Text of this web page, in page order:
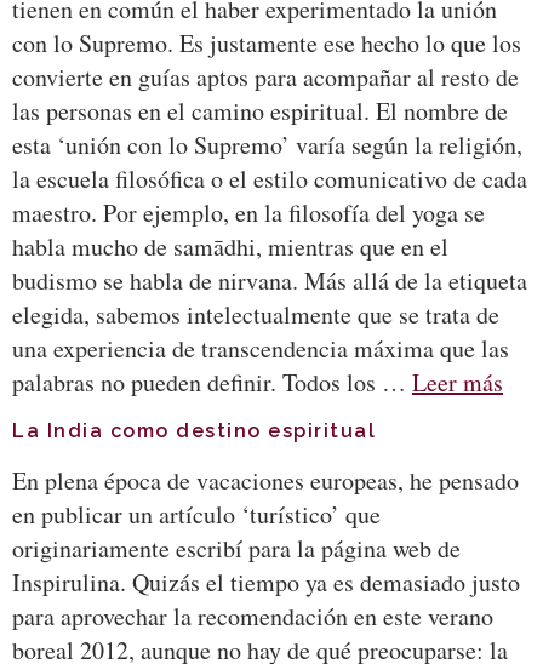
tienen en común el haber experimentado la unión
con lo Supremo. Es justamente ese hecho lo que los
convierte en guías aptos para acompañar al resto de
las personas en el camino espiritual. El nombre de
esta ‘unión con lo Supremo’ varía según la religión,
la escuela filosófica o el estilo comunicativo de cada
maestro. Por ejemplo, en la filosofía del yoga se
habla mucho de samādhi, mientras que en el
budismo se habla de nirvana. Más allá de la etiqueta
elegida, sabemos intelectualmente que se trata de
una experiencia de transcendencia máxima que las
palabras no pueden definir. Todos los … Leer más
La India como destino espiritual
En plena época de vacaciones europeas, he pensado
en publicar un artículo ‘turístico’ que
originariamente escribí para la página web de
Inspirulina. Quizás el tiempo ya es demasiado justo
para aprovechar la recomendación en este verano
boreal 2012, aunque no hay de qué preocuparse: la